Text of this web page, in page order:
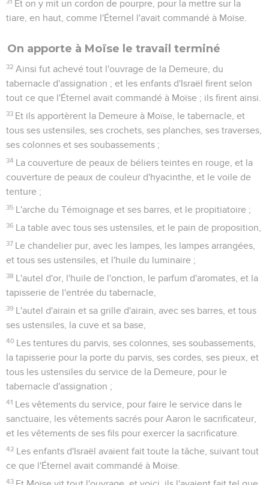
Et on y mit un cordon de pourpre, pour la mettre sur la
tiare, en haut, comme l'Éternel l'avait commandé à Moïse.
On apporte à Moïse le travail terminé
32 Ainsi fut achevé tout l'ouvrage de la Demeure, du
tabernacle d'assignation ; et les enfants d'Israël firent selon
tout ce que l'Éternel avait commandé à Moïse ; ils firent ainsi.
33 Et ils apportèrent la Demeure à Moïse, le tabernacle, et
tous ses ustensiles, ses crochets, ses planches, ses traverses,
ses colonnes et ses soubassements ;
34 La couverture de peaux de béliers teintes en rouge, et la
couverture de peaux de couleur d'hyacinthe, et le voile de
tenture ;
35 L'arche du Témoignage et ses barres, et le propitiatoire ;
36 La table avec tous ses ustensiles, et le pain de proposition,
37 Le chandelier pur, avec les lampes, les lampes arrangées,
et tous ses ustensiles, et l'huile du luminaire ;
38 L'autel d'or, l'huile de l'onction, le parfum d'aromates, et la
tapisserie de l'entrée du tabernacle,
39 L'autel d'airain et sa grille d'airain, avec ses barres, et tous
ses ustensiles, la cuve et sa base,
40 Les tentures du parvis, ses colonnes, ses soubassements,
la tapisserie pour la porte du parvis, ses cordes, ses pieux, et
tous les ustensiles du service de la Demeure, pour le
tabernacle d'assignation ;
41 Les vêtements du service, pour faire le service dans le
sanctuaire, les vêtements sacrés pour Aaron le sacrificateur,
et les vêtements de ses fils pour exercer la sacrificature.
42 Les enfants d'Israël avaient fait toute la tâche, suivant tout
ce que l'Éternel avait commandé à Moïse.
43